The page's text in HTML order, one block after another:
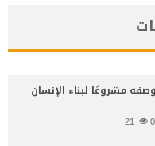
مشروعًا لبناء الإنسان